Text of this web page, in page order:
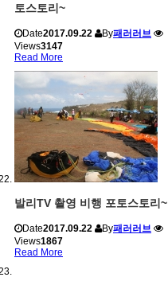
토스토리~
Date2017.09.22 By패러러브
Views3147
Read More
발리TV 촬영 비행 포토스토리~
Date2017.09.22 By패러러브
Views1867
Read More